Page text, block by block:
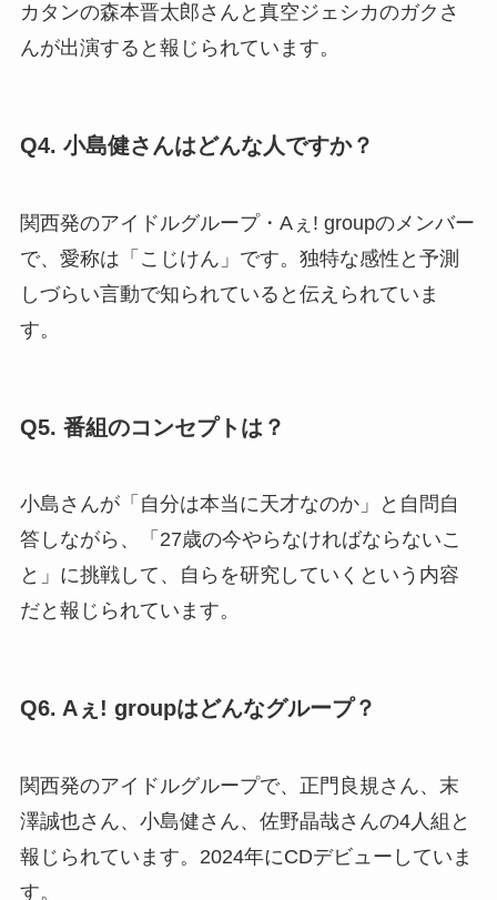
カタンの森本晋太郎さんと真空ジェシカのガクさ
んが出演すると報じられています。
Q4. 小島健さんはどんな人ですか？
関西発のアイドルグループ・Aぇ! groupのメンバー
で、愛称は「こじけん」です。独特な感性と予測
しづらい言動で知られていると伝えられていま
す。
Q5. 番組のコンセプトは？
小島さんが「自分は本当に天才なのか」と自問自
答しながら、「27歳の今やらなければならないこ
と」に挑戦して、自らを研究していくという内容
だと報じられています。
Q6. Aぇ! groupはどんなグループ？
関西発のアイドルグループで、正門良規さん、末
澤誠也さん、小島健さん、佐野晶哉さんの4人組と
報じられています。2024年にCDデビューしていま
す。